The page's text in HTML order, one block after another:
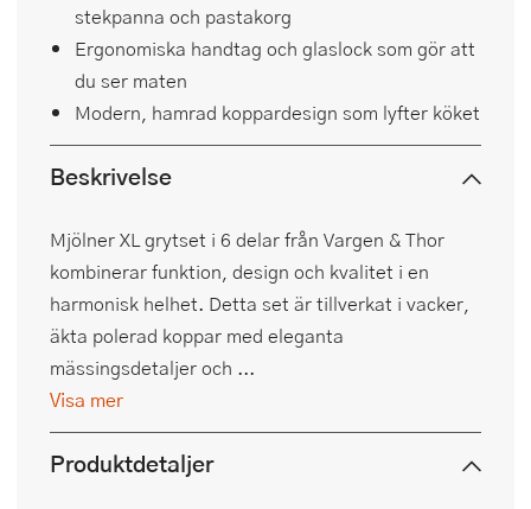
stekpanna och pastakorg
Ergonomiska handtag och glaslock som gör att
du ser maten
Modern, hamrad koppardesign som lyfter köket
Beskrivelse
Mjölner XL grytset i 6 delar från Vargen & Thor
kombinerar funktion, design och kvalitet i en
harmonisk helhet. Detta set är tillverkat i vacker,
äkta polerad koppar med eleganta
mässingsdetaljer och ...
Visa mer
Produktdetaljer